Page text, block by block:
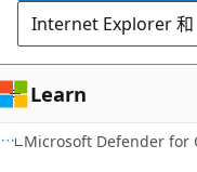
Internet Explorer
Learn